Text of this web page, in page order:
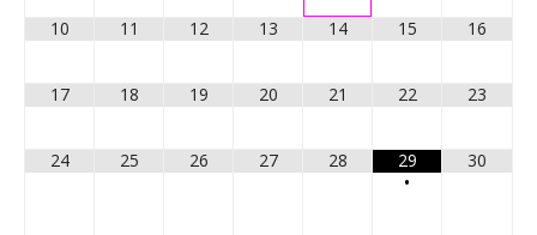
10 11 12 13 14 15 16
17 18 19 20 21 22 23
24 25 26 27 28
29
•
30